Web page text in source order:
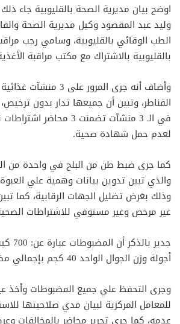
اوضح بيان مديرية الصحة بالقليوبية جاء
وليد عبد المقصود وكيل مديرية الصحة
الطب الوقائي بالقليوبية، وسامي رجب
بالقليوبية بالاشتراك مع مكتب مراقبة
وأضاف أنه جرى المرور على
لعدم حمل شهادة صحية.
كما جرى ضبط طن من البلح في واحدة من
والذي تبين تدوين بيانات وهمية علي
وذلك بغرض تضليل الجهات الرقابية، كما
غير مرخص وغير مستوفي للاشتراطات
أجولة وزن الجوال الواحد 40 كجم بإجمالي مضبوطات 1100 كجم.
وجرى التحفظ علي جميع المضبوطات وأخذ
للمعامل المركزية لبيان مدي صلاحيتها
عدمه، كما جرى تحرير محاضر بالمخالفات